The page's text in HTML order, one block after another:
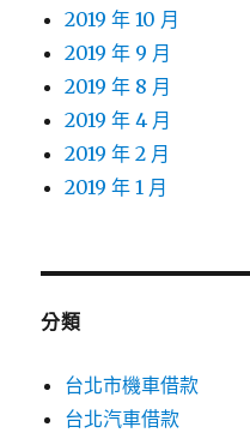
2019 年 10 月
2019 年 9 月
2019 年 8 月
2019 年 4 月
2019 年 2 月
2019 年 1 月
分類
台北市機車借款
台北汽車借款